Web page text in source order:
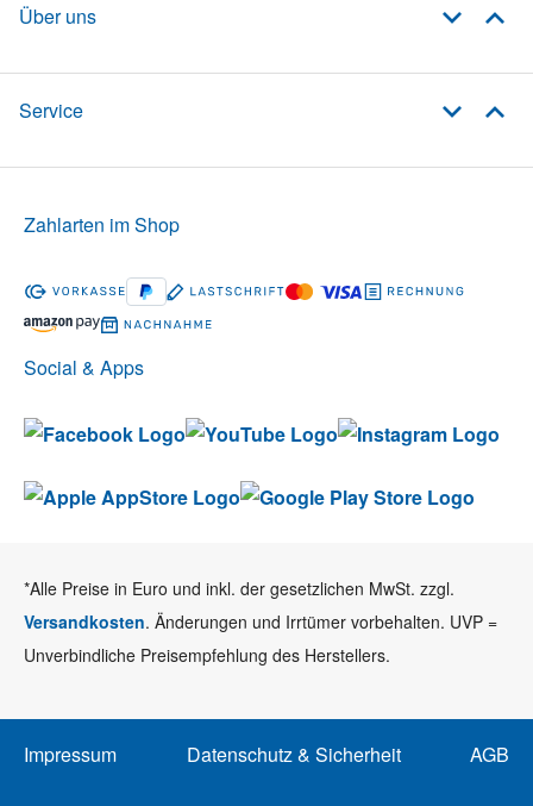
Über uns
Service
Social & Apps
Zahlarten im Shop
*Alle Preise in Euro und inkl. der gesetzlichen MwSt. zzgl.
Versandkosten. Änderungen und Irrtümer vorbehalten. UVP =
Unverbindliche Preisempfehlung des Herstellers.
Impressum Datenschutz & Sicherheit AGB